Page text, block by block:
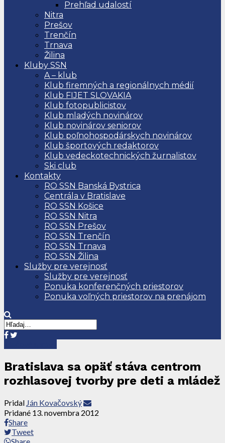
Prehľad udalostí
Nitra
Prešov
Trenčín
Trnava
Žilina
Kluby SSN
A – klub
Klub firemných a regionálnych médií
Klub FIJET SLOVAKIA
Klub fotopublicistov
Klub mladých novinárov
Klub novinárov seniorov
Klub poľnohospodárskych novinárov
Klub športových redaktorov
Klub vedeckotechnických žurnalistov
Ski club
Kontakty
RO SSN Banská Bystrica
Centrála v Bratislave
RO SSN Košice
RO SSN Nitra
RO SSN Prešov
RO SSN Trenčín
RO SSN Trnava
RO SSN Žilina
Služby pre verejnosť
Služby pre verejnosť
Ponuka konferenčných priestorov
Ponuka voľných priestorov na prenájom
Bratislava sa opäť stáva centrom
rozhlasovej tvorby pre deti a mládež
Pridal Ján Kovačovský
Pridané 13. novembra 2012
Share
Tweet
Share